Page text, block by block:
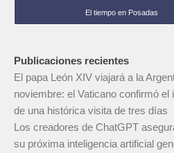
El tiempo en Posadas
Publicaciones recientes
El papa León XIV viajará a la
noviembre: el Vaticano confirmó el
de una histórica visita de tres días
Los creadores de ChatGPT
su próxima inteligencia artificial